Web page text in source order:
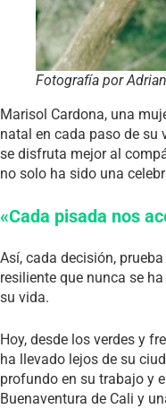
Fotografía por
Marisol Cardona, una
natal en cada paso de su
se disfruta mejor al
no solo ha sido una
«Cada pisada nos
Así, cada decisión,
resiliente que nunca se
su vida.
Hoy, desde los verdes y
ha llevado lejos de su
profundo en su trabajo y
Buenaventura de Cali y